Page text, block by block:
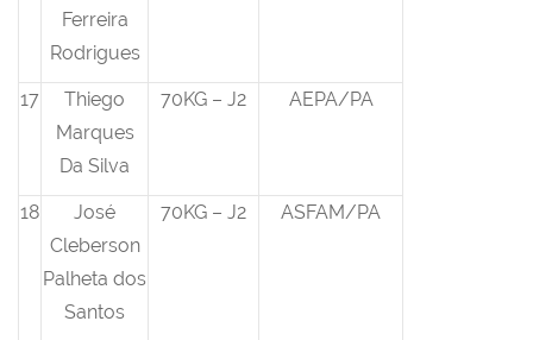
Ferreira
Rodrigues
17
Thiego
Marques
Da Silva
70KG – J2 AEPA/PA
18
José
Cleberson
Palheta dos
Santos
70KG – J2 ASFAM/PA